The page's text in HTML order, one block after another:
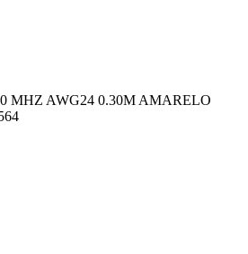
MHZ AWG24 0.30M AMARELO